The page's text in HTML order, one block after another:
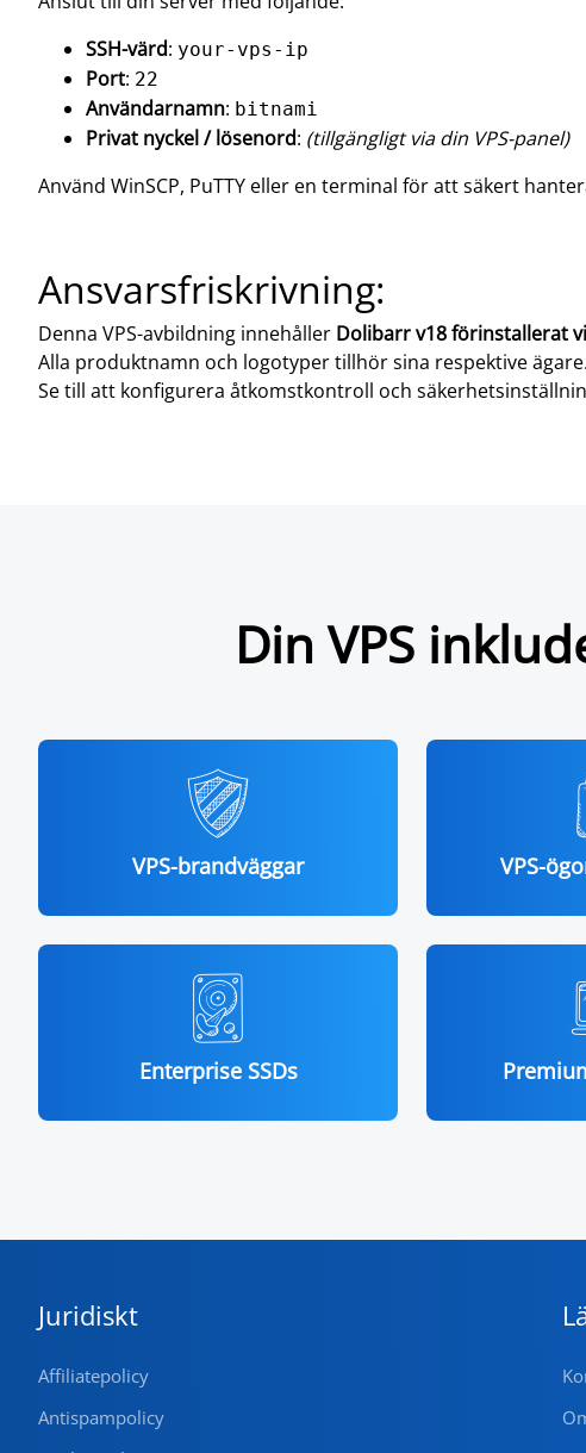
SSH-värd: your-vps-ip
Port: 22
Användarnamn: bitnami
Privat nyckel / lösenord: (tillgängligt via din VPS-panel)
Använd WinSCP, PuTTY eller en terminal för att säkert
Ansvarsfriskrivning:
Denna VPS-avbildning innehåller Dolibarr v18 förinstallerat
Alla produktnamn och logotyper tillhör sina respektive
Se till att konfigurera åtkomstkontroll och
Din VPS
VPS-brandväggar VPS-
Enterprise SSDs
Juridiskt
Affiliatepolicy
Antispampolicy